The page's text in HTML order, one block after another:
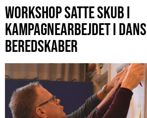
WORKSHOP SATTE SKUB I
KAMPAGNEARBEJDET I
BEREDSKABER